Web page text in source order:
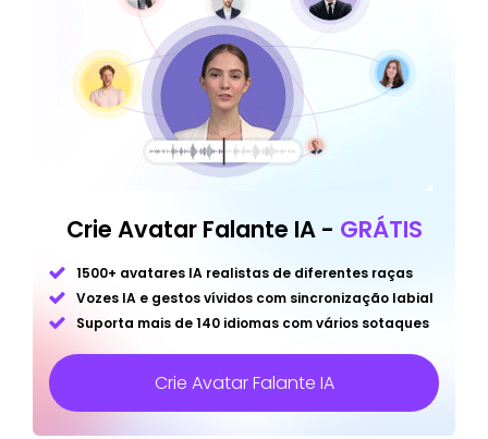
Crie Avatar Falante IA - GRÁTIS
1500+ avatares IA realistas de diferentes raças
Vozes IA e gestos vívidos com sincronização labial
Suporta mais de 140 idiomas com vários sotaques
Crie Avatar Falante IA